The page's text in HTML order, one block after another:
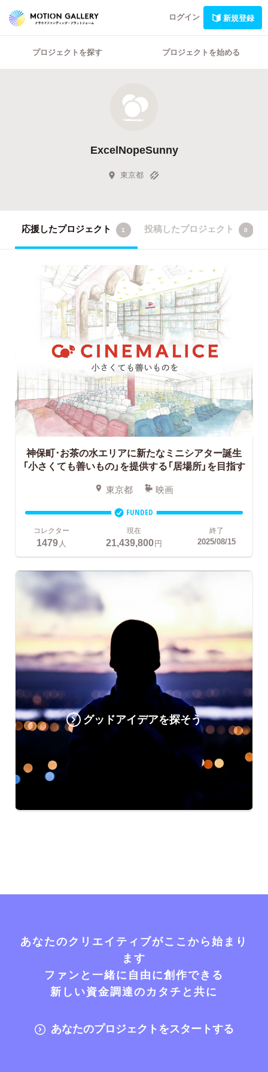
ログイン 新規登録
プロジェクトを探す プロジェクトを始める
ExcelNopeSunny
東京都
応援したプロジェクト 1 投稿したプロジェクト 0
神保町･お茶の水エリアに新たなミニシアター誕生
「小さくても善いもの」を提供する「居場所」を目指す
東京都 映画
FUNDED
コレクター
1479 人
現在
21,439,800円
終了
2025/08/15
グッドアイデアを探そう
あなたのクリエイティブがここから始まり
ます
ファンと一緒に自由に創作できる
新しい資金調達のカタチと共に
あなたのプロジェクトをスタートする